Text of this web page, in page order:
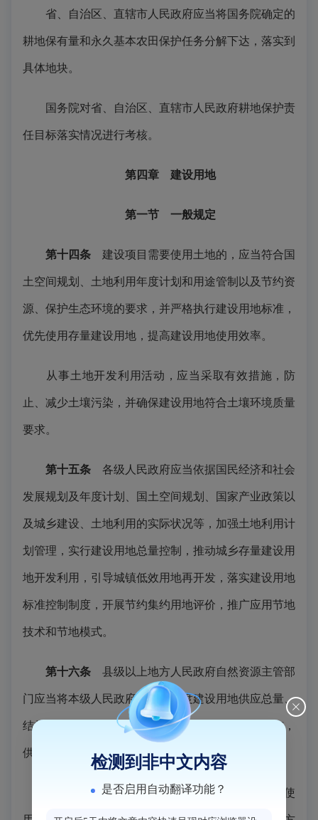
省、自治区、直辖市人民政府应当将国务院确定的
耕地保有量和永久基本农田保护任务分解下达，落实到
具体地块。
国务院对省、自治区、直辖市人民政府耕地保护责
任目标落实情况进行考核。
第四章 建设用地
第一节 一般规定
第十四条 建设项目需要使用土地的，应当符合国
土空间规划、土地利用年度计划和用途管制以及节约资
源、保护生态环境的要求，并严格执行建设用地标准，
优先使用存量建设用地，提高建设用地使用效率。
从事土地开发利用活动，应当采取有效措施，防
止、减少土壤污染，并确保建设用地符合土壤环境质量
要求。
第十五条 各级人民政府应当依据国民经济和社会
发展规划及年度计划、国土空间规划、国家产业政策以
及城乡建设、土地利用的实际状况等，加强土地利用计
划管理，实行建设用地总量控制，推动城乡存量建设用
地开发利用，引导城镇低效用地再开发，落实建设用地
标准控制制度，开展节约集约用地评价，推广应用节地
技术和节地模式。
第十六条 县级以上地方人民政府自然资源主管部
门应当将本级人民政府确定的年度建设用地供应总量、
结构、时序、地块、用途等在政府网站上向社会公布，
供社会公众查阅。
建设单位使用国有土地，应当以有偿使
检测到非中文内容
是否启用自动翻译功能？